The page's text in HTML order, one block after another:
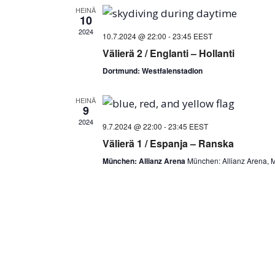
of
events
View
HEINÄ
10
2024 10.7.2024 @ 22:00 -23:45 EEST
Välierä 2 / Englanti – Hollanti
Dortmund: Westfalenstadion
HEINÄ
9
2024 9.7.2024 @ 22:00 -23:45 EEST
Välierä 1 / Espanja – Ranska
München: Allianz ArenaMünchen: Allianz Arena,